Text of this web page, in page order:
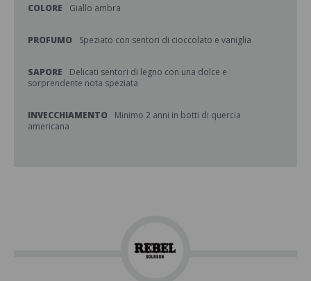
COLORE Giallo ambra
PROFUMO Speziato con sentori di cioccolato e vaniglia
SAPORE
Delicati sentori di legno con una dolce e
sorprendente nota speziata
INVECCHIAMENTO
Minimo 2 anni in botti di quercia
americana